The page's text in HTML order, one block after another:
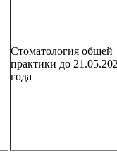
Стоматология общей
практики до
года